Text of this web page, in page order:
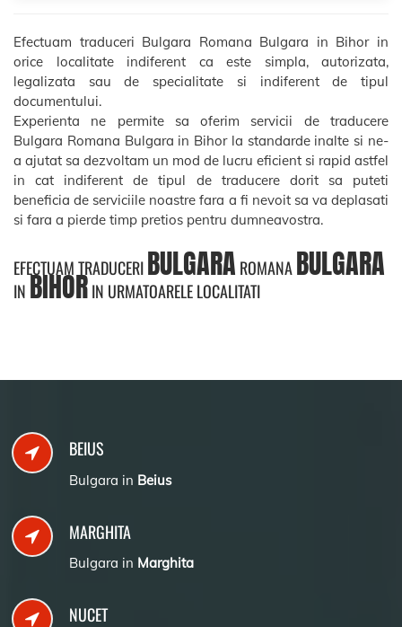
Efectuam traduceri Bulgara Romana Bulgara in Bihor in
orice localitate indiferent ca este simpla, autorizata,
legalizata sau de specialitate si indiferent de tipul
documentului.
Experienta ne permite sa oferim servicii de traducere
Bulgara Romana Bulgara in Bihor la standarde inalte si ne-
a ajutat sa dezvoltam un mod de lucru eficient si rapid astfel
in cat indiferent de tipul de traducere dorit sa puteti
beneficia de serviciile noastre fara a fi nevoit sa va deplasati
si fara a pierde timp pretios pentru dumneavostra.
EFECTUAM TRADUCERIBULGARA ROMANABULGARA
INBIHORIN URMATOARELE LOCALITATI
BEIUS
Bulgara in Beius
MARGHITA
Bulgara in Marghita
NUCET